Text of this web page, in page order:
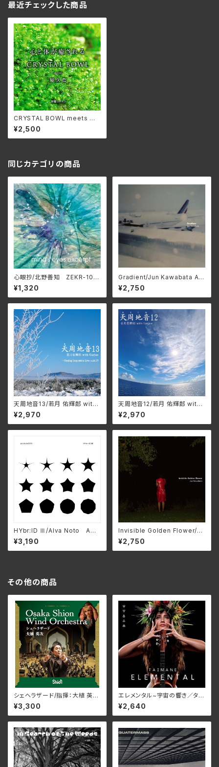
最近チェックした商品
CRYSTAL BOWL meets 屋
久島/海響 (MIKI) HMMP-3
69(仕様:2CD)
¥2,500
同じカテゴリの商品
心眼抄/北野善知 ZEKR-100
8
¥1,320
Gradient/Jun Kawabata AP
-1105
¥2,750
天周地音13/若月 佑輝郎 with
Garjue TXTH-0037(仕様:
CD)
¥2,970
天周地音12/若月 佑輝郎 with
Garjue TXTH-0036(仕様:
CD)
¥2,970
HYbr:ID Ⅲ/Alva Noto AMI
P-0364(仕様:CD)
¥3,190
Invisible Golden Flower/Ju
n Kawabata AP-1107
¥2,750
その他の商品
シェヘラザード/指揮：大植 英次
吹奏楽：Osaka Shion Wind
Orchestra WKOS-016(仕
様:CD)
¥3,300
エレメンタル~宇宙の響き／タイ
マネ
¥2,640